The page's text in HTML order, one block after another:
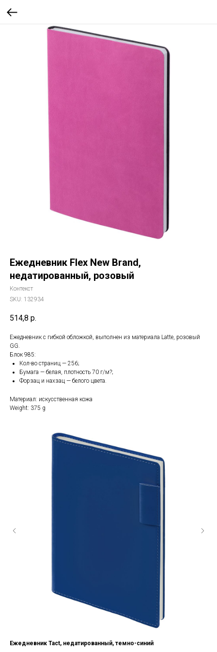
Ежедневник Flex New Brand,
недатированный, розовый
Контекст
SKU: 132934
514,8 р.
Ежедневник с гибкой обложкой, выполнен из материала Latte, розовый
GG.
Блок 985:
Кол-во страниц — 256;
Бумага — белая, плотность 70 г/м?;
Форзац и нахзац — белого цвета.
Материал: искусственная кожа
Weight: 375 g
Ежедневник Tact, недатированный, темно-синий